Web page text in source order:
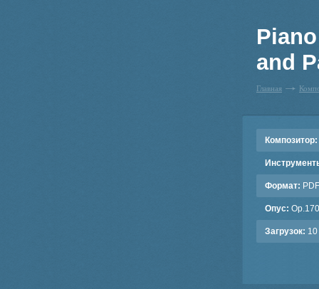
and
Главная
Композитор:
Формат: PDF
Опус: Op.170
Загрузок: 10